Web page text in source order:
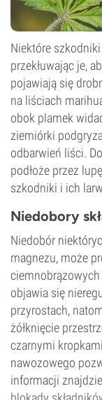
Niektóre
przekłuwając je,
pojawiają się
na liściach
obok plamek
ziemiórki
odbarwień liści.
podłoże przez
szkodniki i ich
Niedobory
Niedobór
magnezu, może
objawia się
przyrostach,
żółknięcie
czarnymi
nawozowego
informacji